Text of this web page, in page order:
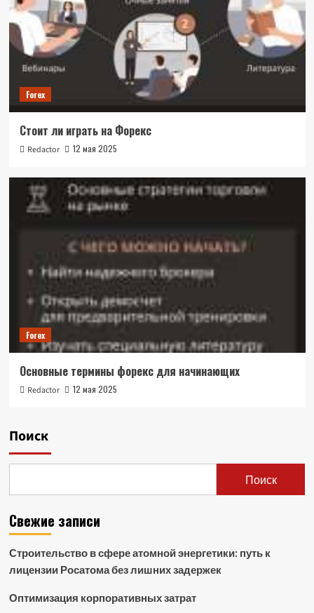
Forex
Стоит ли играть на Форекс
Redactor 12 мая 2025
Forex
Основные термины форекс для начинающих
Redactor 12 мая 2025
Поиск
Поиск
Свежие записи
Строительство в сфере атомной энергетики: путь к
лицензии Росатома без лишних задержек
Оптимизация корпоративных затрат